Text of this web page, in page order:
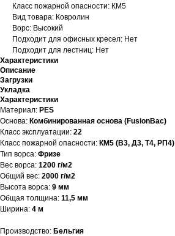
Класс пожарной опасности: КМ5
Вид товара: Ковролин
Ворс: Высокий
Подходит для офисных кресел: Нет
Подходит для лестниц: Нет
Характеристики
Описание
Загрузки
Укладка
Характеристики
Материал: PES
Основа: Комбинированная основа (FusionBac)
Класс эксплуатации: 22
Класс пожарной опасности: КМ5 (В3, Д3, Т4, РП4)
Тип ворса: Фризе
Вес ворса: 1200 г/м2
Общий вес: 2000 г/м2
Высота ворса: 9 мм
Общая толщина: 11,5 мм
Ширина: 4 м
Производство: Бельгия